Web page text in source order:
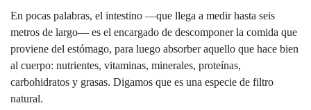
En pocas palabras, el intestino —que llega a medir hasta seis
metros de largo— es el encargado de descomponer la comida que
proviene del estómago, para luego absorber aquello que hace bien
al cuerpo: nutrientes, vitaminas, minerales, proteínas,
carbohidratos y grasas. Digamos que es una especie de filtro
natural.